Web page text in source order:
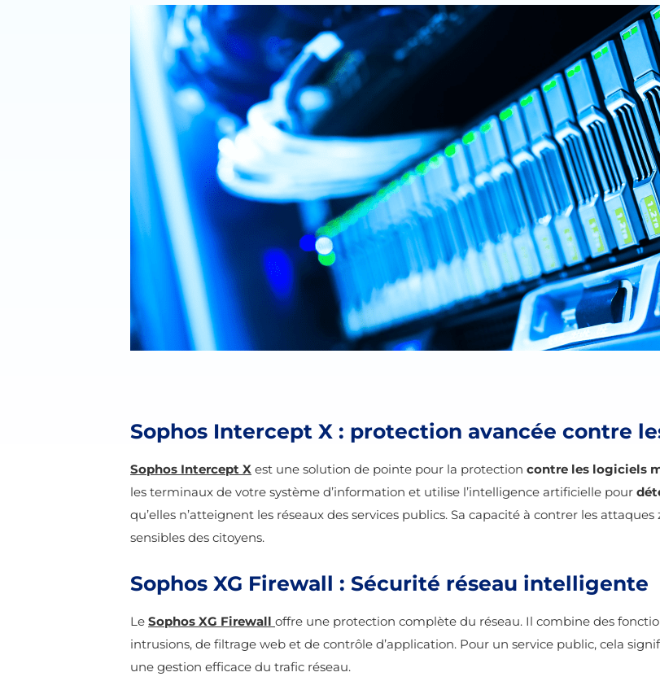
Sophos Intercept X : protection avancée contre
Sophos Intercept X est une solution de pointe pour la protection contre les logiciels
les terminaux de votre système d’information et utilise l’intelligence artificielle pour
qu’elles n’atteignent les réseaux des services publics. Sa capacité à contrer les
sensibles des citoyens.
Sophos XG Firewall : Sécurité réseau intelligente
Le Sophos XG Firewall offre une protection complète du réseau. Il combine des
intrusions, de filtrage web et de contrôle d’application. Pour un service public, cela
une gestion efficace du trafic réseau.